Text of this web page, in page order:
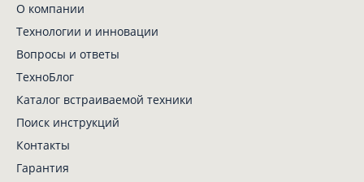
О компании
Технологии и инновации
Вопросы и ответы
ТехноБлог
Каталог встраиваемой техники
Поиск инструкций
Контакты
Гарантия